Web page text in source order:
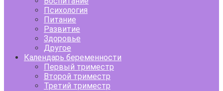
Психология
Питание
Развитие
Здоровье
Другое
Календарь беременности
Первый триместр
Второй триместр
Третий триместр